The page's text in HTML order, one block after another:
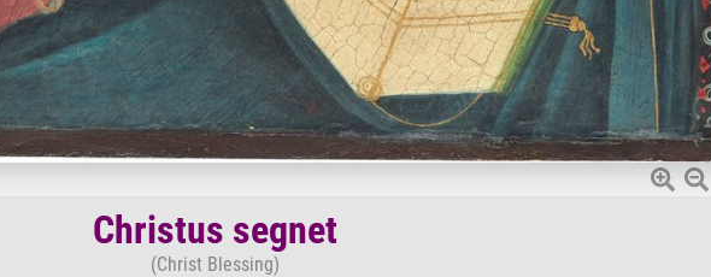
Christus segnet
(Christ Blessing)